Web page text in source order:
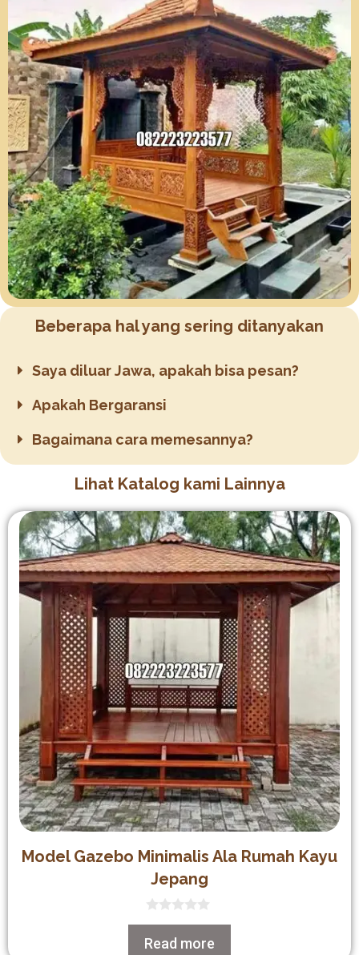
Beberapa hal yang sering ditanyakan
Saya diluar Jawa, apakah bisa pesan?
Apakah Bergaransi
Bagaimana cara memesannya?
Lihat Katalog kami Lainnya
Model Gazebo Minimalis Ala Rumah Kayu
Jepang
0
of
Read more